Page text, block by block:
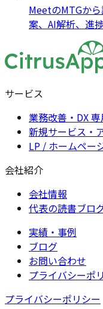
MeetのMTGか
案、AI解析、進
サービス
業務改善・DX
新規サービス・
LP / ホームペー
会社紹介
会社情報
代表の読書ブロ
実績・事例
ブログ
お問い合わせ
プライバシーポ
プライバシーポリシー